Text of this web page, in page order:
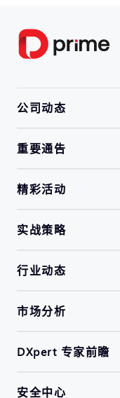
公司动态
重要通告
精彩活动
实战策略
行业动态
市场分析
DXpert 专家前瞻
安全中心